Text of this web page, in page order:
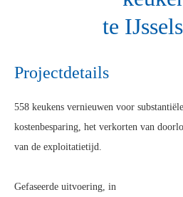
te
Projectdetails
558 keukens vernieuwen voor
kostenbesparing, het verkorten van
van de exploitatietijd.
Gefaseerde uitvoering, in